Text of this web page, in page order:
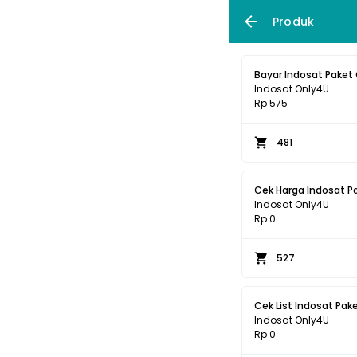
Produk
Bayar Indosat Paket
Indosat Only4U
Rp 575
481
Cek Harga Indosat
Indosat Only4U
Rp 0
527
Cek List Indosat
Indosat Only4U
Rp 0